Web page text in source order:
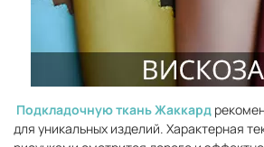
Подкладочную ткань Жаккард
для уникальных изделий. Характерная